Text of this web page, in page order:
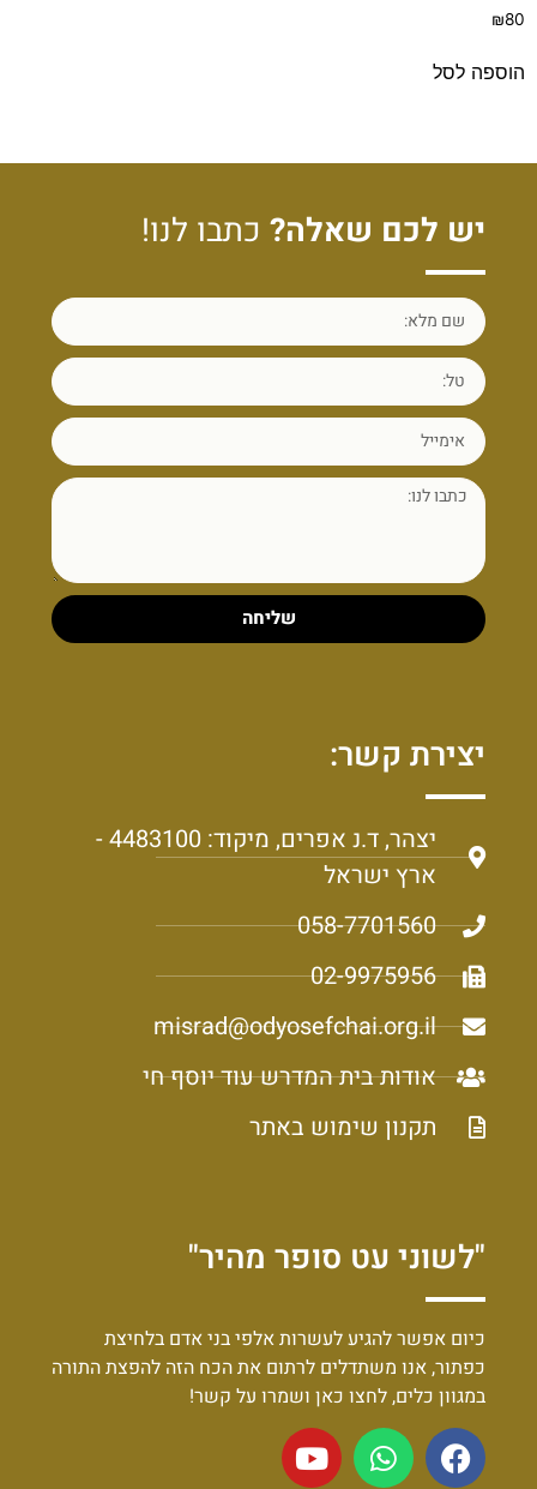
₪80
הוספה לסל
יש לכם שאלה? כתבו לנו!
שליחה
יצירת קשר:
יצהר, ד.נ אפרים, מיקוד: 4483100 -
ארץ ישראל
058-7701560
02-9975956
misrad@odyosefchai.org.il
אודות בית המדרש עוד יוסף חי
תקנון שימוש באתר
"לשוני עט סופר מהיר"
כיום אפשר להגיע לעשרות אלפי בני אדם בלחיצת
כפתור, אנו משתדלים לרתום את הכח הזה להפצת התורה
במגוון כלים, לחצו כאן ושמרו על קשר!